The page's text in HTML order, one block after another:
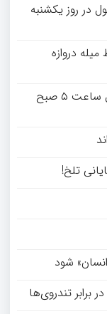
در روز یکشنبه
دروازه
راهپیمایی حرم تا حرم اربعین در دزفول ساعت ۵ صبح
تلخ!
شود
برابر تندروی‌ها